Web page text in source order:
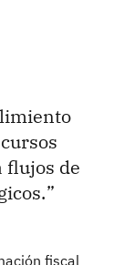
flujos de
fiscal